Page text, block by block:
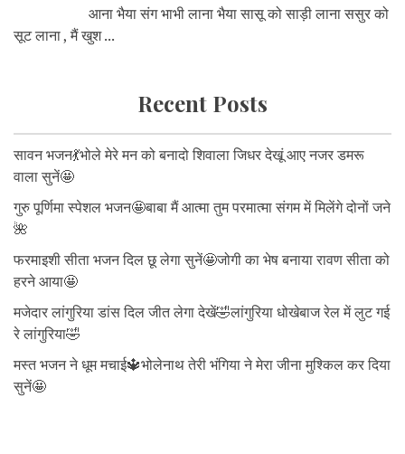
आना भैया संग भाभी लाना भैया सासू को साड़ी लाना ससुर को
सूट लाना , मैं खुश ...
Recent Posts
सावन भजन💃भोले मेरे मन को बनादो शिवाला जिधर देखूं आए नजर डमरू
वाला सुनें🤩
गुरु पूर्णिमा स्पेशल भजन🤩बाबा मैं आत्मा तुम परमात्मा संगम में मिलेंगे दोनों जने
🌺
फरमाइशी सीता भजन दिल छू लेगा सुनें🤩जोगी का भेष बनाया रावण सीता को
हरने आया🤩
मजेदार लांगुरिया डांस दिल जीत लेगा देखें🤣लांगुरिया धोखेबाज रेल में लुट गई
रे लांगुरिया🤣
मस्त भजन ने धूम मचाई🔱भोलेनाथ तेरी भंगिया ने मेरा जीना मुश्किल कर दिया
सुनें🤩